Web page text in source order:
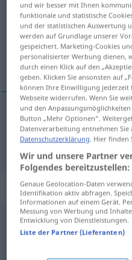
Übersicht aller
(Für mehr Details die
rüşvetle elde etmek
rüşvetle eldeetmek
Synonyme
einkaufen,anschaffen,
und wir besser mit Ihnen
funktionale und statistische
und der statistischen Auswertung
werden auf Grundlage unserer
gespeichert. Marketing-Cookies
personalisierter Werbung dienen,
durch einen Klick auf den
geben. Klicken Sie ansonsten auf
können Ihre Einwilligung jederzeit
Webseite widerrufen. Wenn Sie
und den
Button „Mehr Optionen“.
Datenverarbeitung entnehmen Sie
Datenschutzerklärung. Hier finden
Wir und unsere Partner
Folgendes bereitzustellen:
Genaue Geolocation-Daten
Identifikation aktiv abfragen.
Informationen auf einem Gerät.
Messung von Werbung und
Entwicklung von Dienstleistungen.
Liste der Partner (Lieferanten)